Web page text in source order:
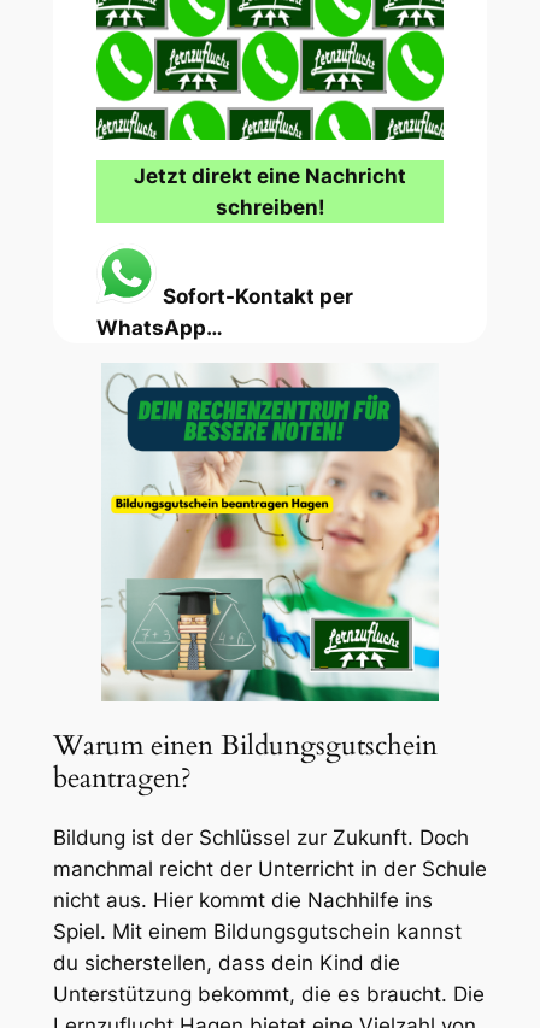
Jetzt direkt eine Nachricht
schreiben!
Sofort-Kontakt per
WhatsApp…
Warum einen Bildungsgutschein
beantragen?
Bildung ist der Schlüssel zur Zukunft. Doch
manchmal reicht der Unterricht in der Schule
nicht aus. Hier kommt die Nachhilfe ins
Spiel. Mit einem Bildungsgutschein kannst
du sicherstellen, dass dein Kind die
Unterstützung bekommt, die es braucht. Die